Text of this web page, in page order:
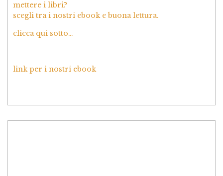
mettere i libri?
scegli tra i nostri ebook e buona lettura.
clicca qui sotto…
link per i nostri ebook